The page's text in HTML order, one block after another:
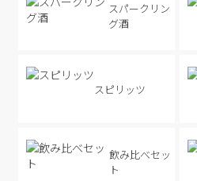
スパークリン
グ酒
スピリッツ
飲み比べセッ
ト